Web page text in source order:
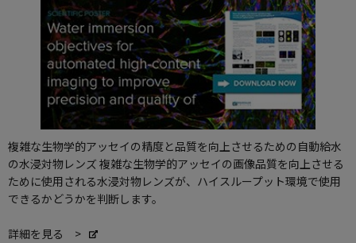
複雑な生物学的アッセイの精度と品質を向上させるための自動給水
の水浸対物レンズ 複雑な生物学的アッセイの画像品質を向上させる
ために使用される水浸対物レンズが、ハイスループット環境で使用
できるかどうかを判断します。
詳細を見る >